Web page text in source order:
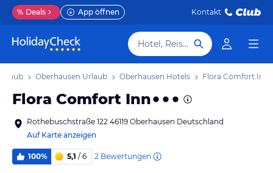
% Deals App öffnen Kontakt
Hotel, Reiseziel
Oberhausen Urlaub Oberhausen Hotels Flora Comfort Inn
Flora Comfort Inn
Rothebuschstraße 122 46119 Oberhausen Deutschland
Auf Karte anzeigen
100% 5,1 / 6 2 Bewertungen